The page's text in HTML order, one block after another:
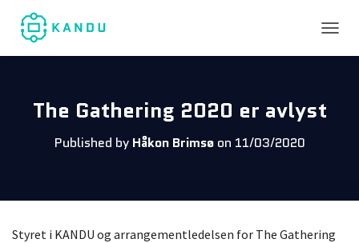
The Gathering 2020 er avlyst
Published by Håkon Brimsøon 11/03/2020
Styret i KANDU og arrangementledelsen for The Gathering